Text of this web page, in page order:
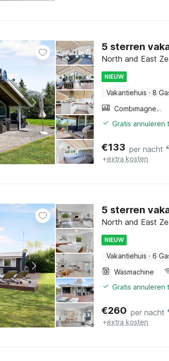
5 sterren
North and East
NIEUW
Vakantiehuis · 8
Combimagnetron
Gratis annuleren
€133 per nacht €
+extra kosten
5 sterren
North and East
NIEUW
Vakantiehuis · 6
Wasmachine
Gratis annuleren
€260 per nacht
+extra kosten